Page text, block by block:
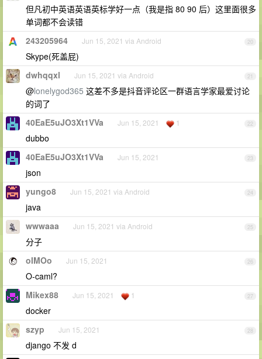
但凡初中英语英语英标学好一点（我是指 80 90 后）这里面很多
单词都不会读错
20
243205964 Jun 15, 2021 via Android
Skype(死盖屁)
21
dwhqqxl Jun 15, 2021 via Android
@lonelygod365 这差不多是抖音评论区一群语言学家最爱讨论
的词了
22
40EaE5uJO3Xt1VVa Jun 15, 2021 1
dubbo
23
40EaE5uJO3Xt1VVa Jun 15, 2021
json
24
yungo8 Jun 15, 2021 via Android
java
25
wwwaaa Jun 15, 2021 via Android
分子
26
oIMOo Jun 15, 2021
O-caml?
27
Mikex88 Jun 15, 2021 1
docker
28
szyp Jun 15, 2021
django 不发 d